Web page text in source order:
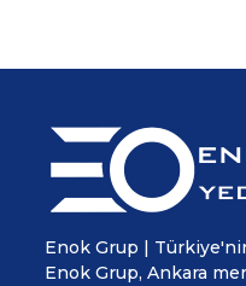
Enok Grup |
Enok Grup, Ankara